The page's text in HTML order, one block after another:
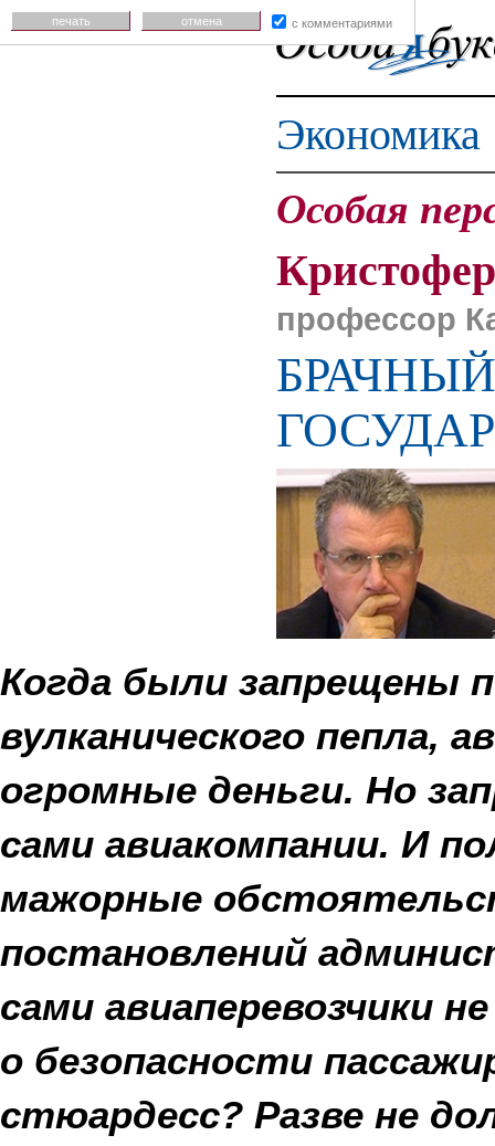
Экономика
Особая
профессор
Когда были запрещены
вулканического пепла,
огромные деньги. Но
сами авиакомпании. И
мажорные
постановлений
сами авиаперевозчики
о безопасности
стюардесс? Разве не
печать отмена с комментариями